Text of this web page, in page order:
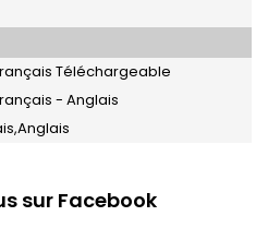
Téléchargeable
- Anglais
sur Facebook